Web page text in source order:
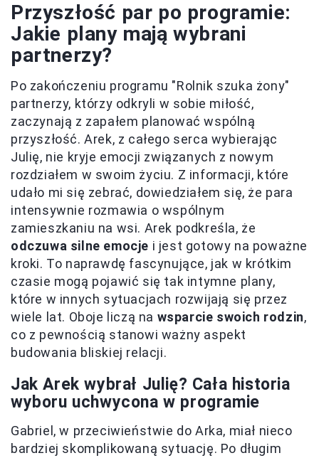
Przyszłość par po programie:
Jakie plany mają wybrani
partnerzy?
Po zakończeniu programu "Rolnik szuka żony"
partnerzy, którzy odkryli w sobie miłość,
zaczynają z zapałem planować wspólną
przyszłość. Arek, z całego serca wybierając
Julię, nie kryje emocji związanych z nowym
rozdziałem w swoim życiu. Z informacji, które
udało mi się zebrać, dowiedziałem się, że para
intensywnie rozmawia o wspólnym
zamieszkaniu na wsi. Arek podkreśla, że
odczuwa silne emocje i jest gotowy na poważne
kroki. To naprawdę fascynujące, jak w krótkim
czasie mogą pojawić się tak intymne plany,
które w innych sytuacjach rozwijają się przez
wiele lat. Oboje liczą na wsparcie swoich rodzin,
co z pewnością stanowi ważny aspekt
budowania bliskiej relacji.
Jak Arek wybrał Julię? Cała historia
wyboru uchwycona w programie
Gabriel, w przeciwieństwie do Arka, miał nieco
bardziej skomplikowaną sytuację. Po długim